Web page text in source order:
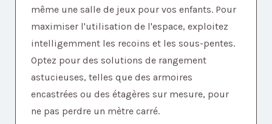
même une salle de jeux pour vos enfants. Pour
maximiser l'utilisation de l'espace, exploitez
intelligemment les recoins et les sous-pentes.
Optez pour des solutions de rangement
astucieuses, telles que des armoires
encastrées ou des étagères sur mesure, pour
ne pas perdre un mètre carré.